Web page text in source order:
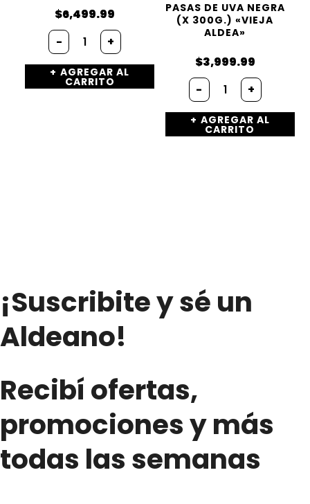
$6,499.99
- Tau
delta-
Caesar
cantidad
+
AGREGAR AL
CARRITO
PASAS DE UVA NEGRA
(X 300G.) «VIEJA
ALDEA»
$3,999.99
- Pasas
de
uva
Negra
(x
+
AGREGAR AL
CARRITO
¡Suscribite y sé un
Aldeano!
Recibí ofertas,
promociones y más
todas las semanas